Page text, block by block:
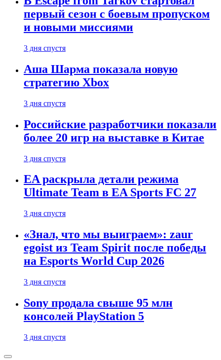
первый сезон с боевым пропуском
и новыми миссиями
3 дня спустя
Аша Шарма показала новую
стратегию Xbox
3 дня спустя
Российские разработчики показали
более 20 игр на выставке в Китае
3 дня спустя
EA раскрыла детали режима
Ultimate Team в EA Sports FC 27
3 дня спустя
«Знал, что мы выиграем»: zaur
egoist из Team Spirit после победы
на Esports World Cup 2026
3 дня спустя
Sony продала свыше 95 млн
консолей PlayStation 5
3 дня спустя